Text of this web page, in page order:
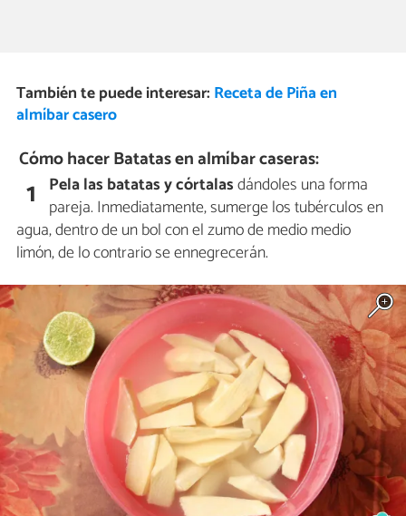
También te puede interesar: Receta de Piña en
almíbar casero
Cómo hacer Batatas en almíbar caseras:
1 Pela las batatas y córtalasdándoles una forma
pareja. Inmediatamente, sumerge los tubérculos en
agua, dentro de un bol con el zumo de medio medio
limón, de lo contrario se ennegrecerán.